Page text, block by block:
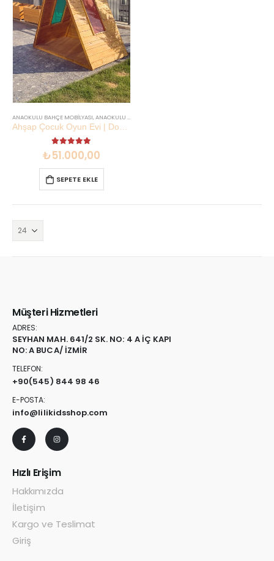
ANAOKULU BAHÇE MOBILYASI,ANAOKULU MOBILYASI
5.00 out of 5
₺51.000,00
SEPETE EKLE
Müşteri Hizmetleri
ADRES:
SEYHAN MAH. 641/2 SK. NO: 4 A İÇ KAPI
NO: A BUCA/ İZMİR
TELEFON:
+90(545) 844 98 46
E-POSTA:
info@lilikidsshop.com
Hızlı Erişim
Hakkımızda
İletişim
Kargo ve Teslimat
Giriş